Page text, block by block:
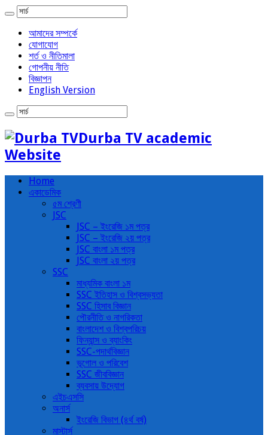
আমাদের সম্পর্কে
যোগাযোগ
শর্ত ও নীতিমালা
গোপনীয় নীতি
বিজ্ঞাপন
English Version
Durba TV academic
Website
Home
একাডেমিক
৫ম শ্রেণী
JSC
JSC – ইংরেজি ১ম পত্র
JSC – ইংরেজি ২য় পত্র
JSC বাংলা ১ম পত্র
JSC বাংলা ২য় পত্র
SSC
মাধ্যমিক বাংলা ১ম
SSC ইতিহাস ও বিশ্বসভ্যতা
SSC হিসাব বিজ্ঞান
পৌরনীতি ও নাগরিকতা
বাংলাদেশ ও বিশ্বপরিচয়
ফিন্যান্স ও ব্যাংকিং
SSC-পদার্থবিজ্ঞান
ভূগোল ও পরিবেশ
SSC জীববিজ্ঞান
ব্যবসায় উদ্যোগ
এইচএসসি
অনার্স
ইংরেজি বিভাগ (৪র্থ বর্ষ)
মাস্টার্স